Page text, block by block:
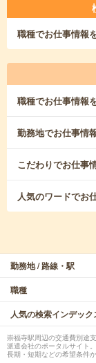
職種でお仕事情報
職種でお仕事情報
勤務地でお仕事情
こだわりでお仕事
人気のワードでお
勤務地 / 路線・駅
職種
人気の検索インデック
崇福寺駅周辺の交通費別途
派遣会社のポータルサイト
長期・短期などの希望条件